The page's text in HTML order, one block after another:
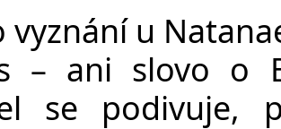
vyznání u
– ani slovo o
se podivuje,